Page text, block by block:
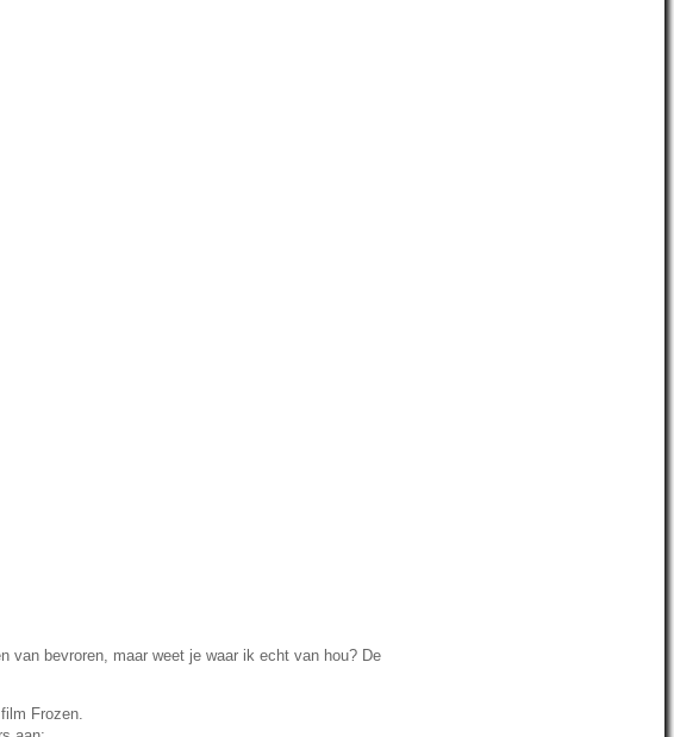
van bevroren, maar weet je waar ik echt van hou? De
Frozen.